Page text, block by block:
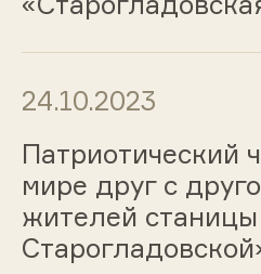
24.10.2023
Патриотический
мире друг с
жителей станицы